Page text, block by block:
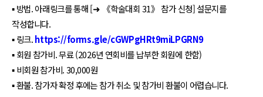
▪ 방법. 아래링크를 통해 [➜ 《학술대회 31》 참가 신청] 설문지를
작성합니다.
▪ 링크.https://forms.gle/cGWPgHRt9miLPGRN9
▪ 회원 참가비. 무료 (2026년 연회비를 납부한 회원에 한함)
▪ 비회원 참가비. 30,000원
▪ 환불. 참가자 확정 후에는 참가 취소 및 참가비 환불이 어렵습니다.